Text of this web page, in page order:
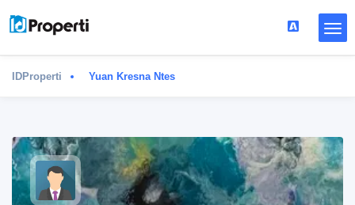
IDProperti Yuan Kresna Ntes